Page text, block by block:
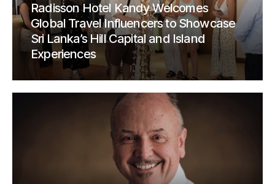
Radisson Hotel Kandy Welcomes
Global Travel Influencers to Showcase
Sri Lanka’s Hill Capital and Island
Experiences